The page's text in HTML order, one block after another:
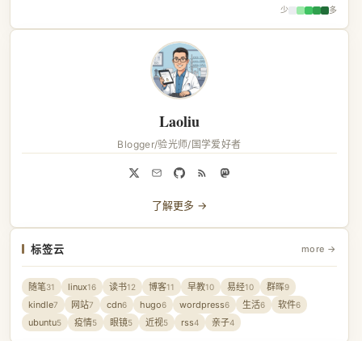
少 多
Laoliu
Blogger/验光师/国学爱好者
了解更多 →
标签云 more →
随笔31 linux16 读书12 博客11 早教10 易经10 群晖9
kindle7 网站7 cdn6 hugo6 wordpress6 生活6 软件6
ubuntu5 疫情5 眼镜5 近视5 rss4 亲子4